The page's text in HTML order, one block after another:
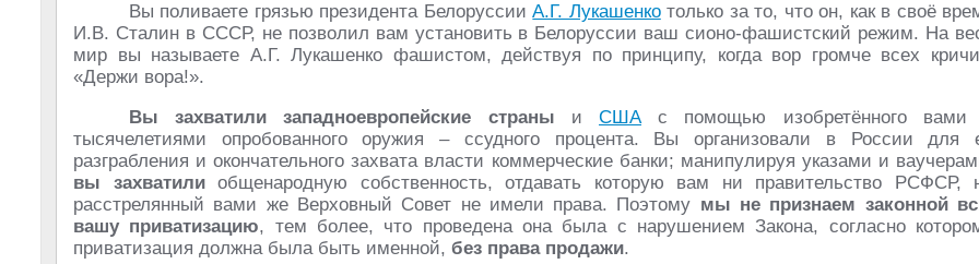
Вы поливаете грязью президента БелоруссииА.Г. Лукашенкотолько за то, что он, как в своё
И.В. Сталин в СССР, не позволил вам установить в Белоруссии ваш сионо-фашистский режим. На
мир вы называете А.Г. Лукашенко фашистом, действуя по принципу, когда вор громче всех
«Держи вора!».
Вы захватили западноевропейские страны иСШАс помощью изобретённого вами
тысячелетиями опробованного оружия – ссудного процента. Вы организовали в России для
разграбления и окончательного захвата власти коммерческие банки; манипулируя указами и
вы захватилиобщенародную собственность, отдавать которую вам ни правительство РСФСР,
расстрелянный вами же Верховный Совет не имели права. Поэтому мы не признаем законной
вашу приватизацию, тем более, что проведена она была с нарушением Закона, согласно
приватизация должна была быть именной, без права продажи.